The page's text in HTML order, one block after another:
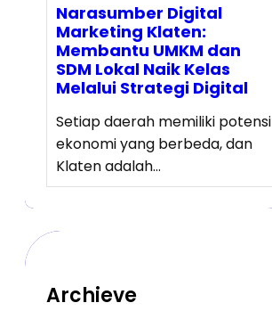
Narasumber Digital
Marketing Klaten:
Membantu UMKM dan
SDM Lokal Naik Kelas
Melalui Strategi Digital
Setiap daerah memiliki potensi
ekonomi yang berbeda, dan
Klaten adalah…
Archieve